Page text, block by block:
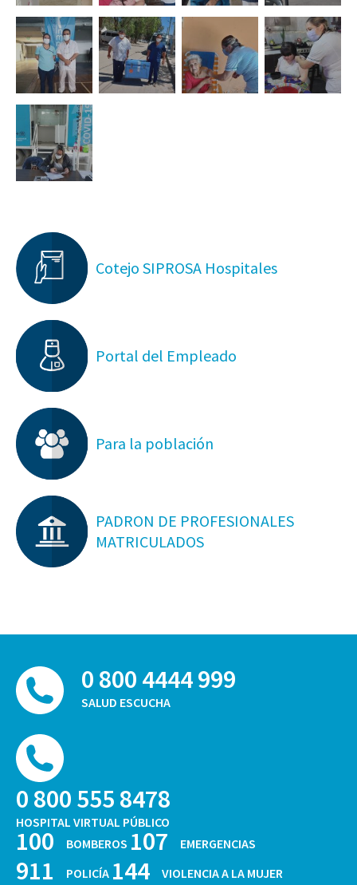
Cotejo SIPROSA Hospitales
Portal del Empleado
Para la población
PADRON DE PROFESIONALES
MATRICULADOS
0 800 4444 999
SALUD ESCUCHA
0 800 555 8478
HOSPITAL VIRTUAL PÚBLICO
100 BOMBEROS 107 EMERGENCIAS
911 POLICÍA 144 VIOLENCIA A LA MUJER